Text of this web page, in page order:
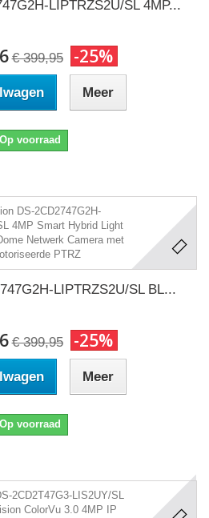
LIPTRZS2U/SL 4MP...
€ 399,95 -25%
Meer
Op voorraad
LIPTRZS2U/SL BL...
€ 399,95 -25%
Meer
Op voorraad